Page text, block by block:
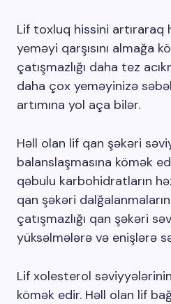
Lif toxluq hissini artıraraq
yeməyi qarşısını almağa
çatışmazlığı daha tez
daha çox yeməyinizə
artımına yol aça bilər.
Həll olan lif qan şəkəri
balanslaşmasına kömək
qəbulu karbohidratların
qan şəkəri
çatışmazlığı qan şəkəri
yüksəlmələrə və enişlərə
Lif xolesterol
kömək edir. Həll olan lif